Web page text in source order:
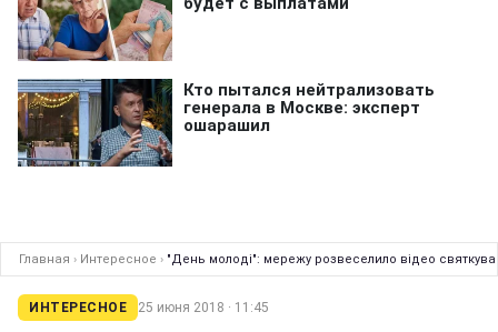
Главная › Интересное › "День молоді": мережу розвеселило відео
ИНТЕРЕСНОЕ 25 июня 2018 · 11:45